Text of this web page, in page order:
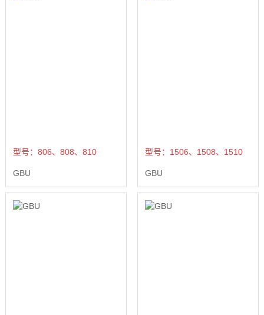
型号：806、808、810
GBU
型号：1506、1508、1510
GBU